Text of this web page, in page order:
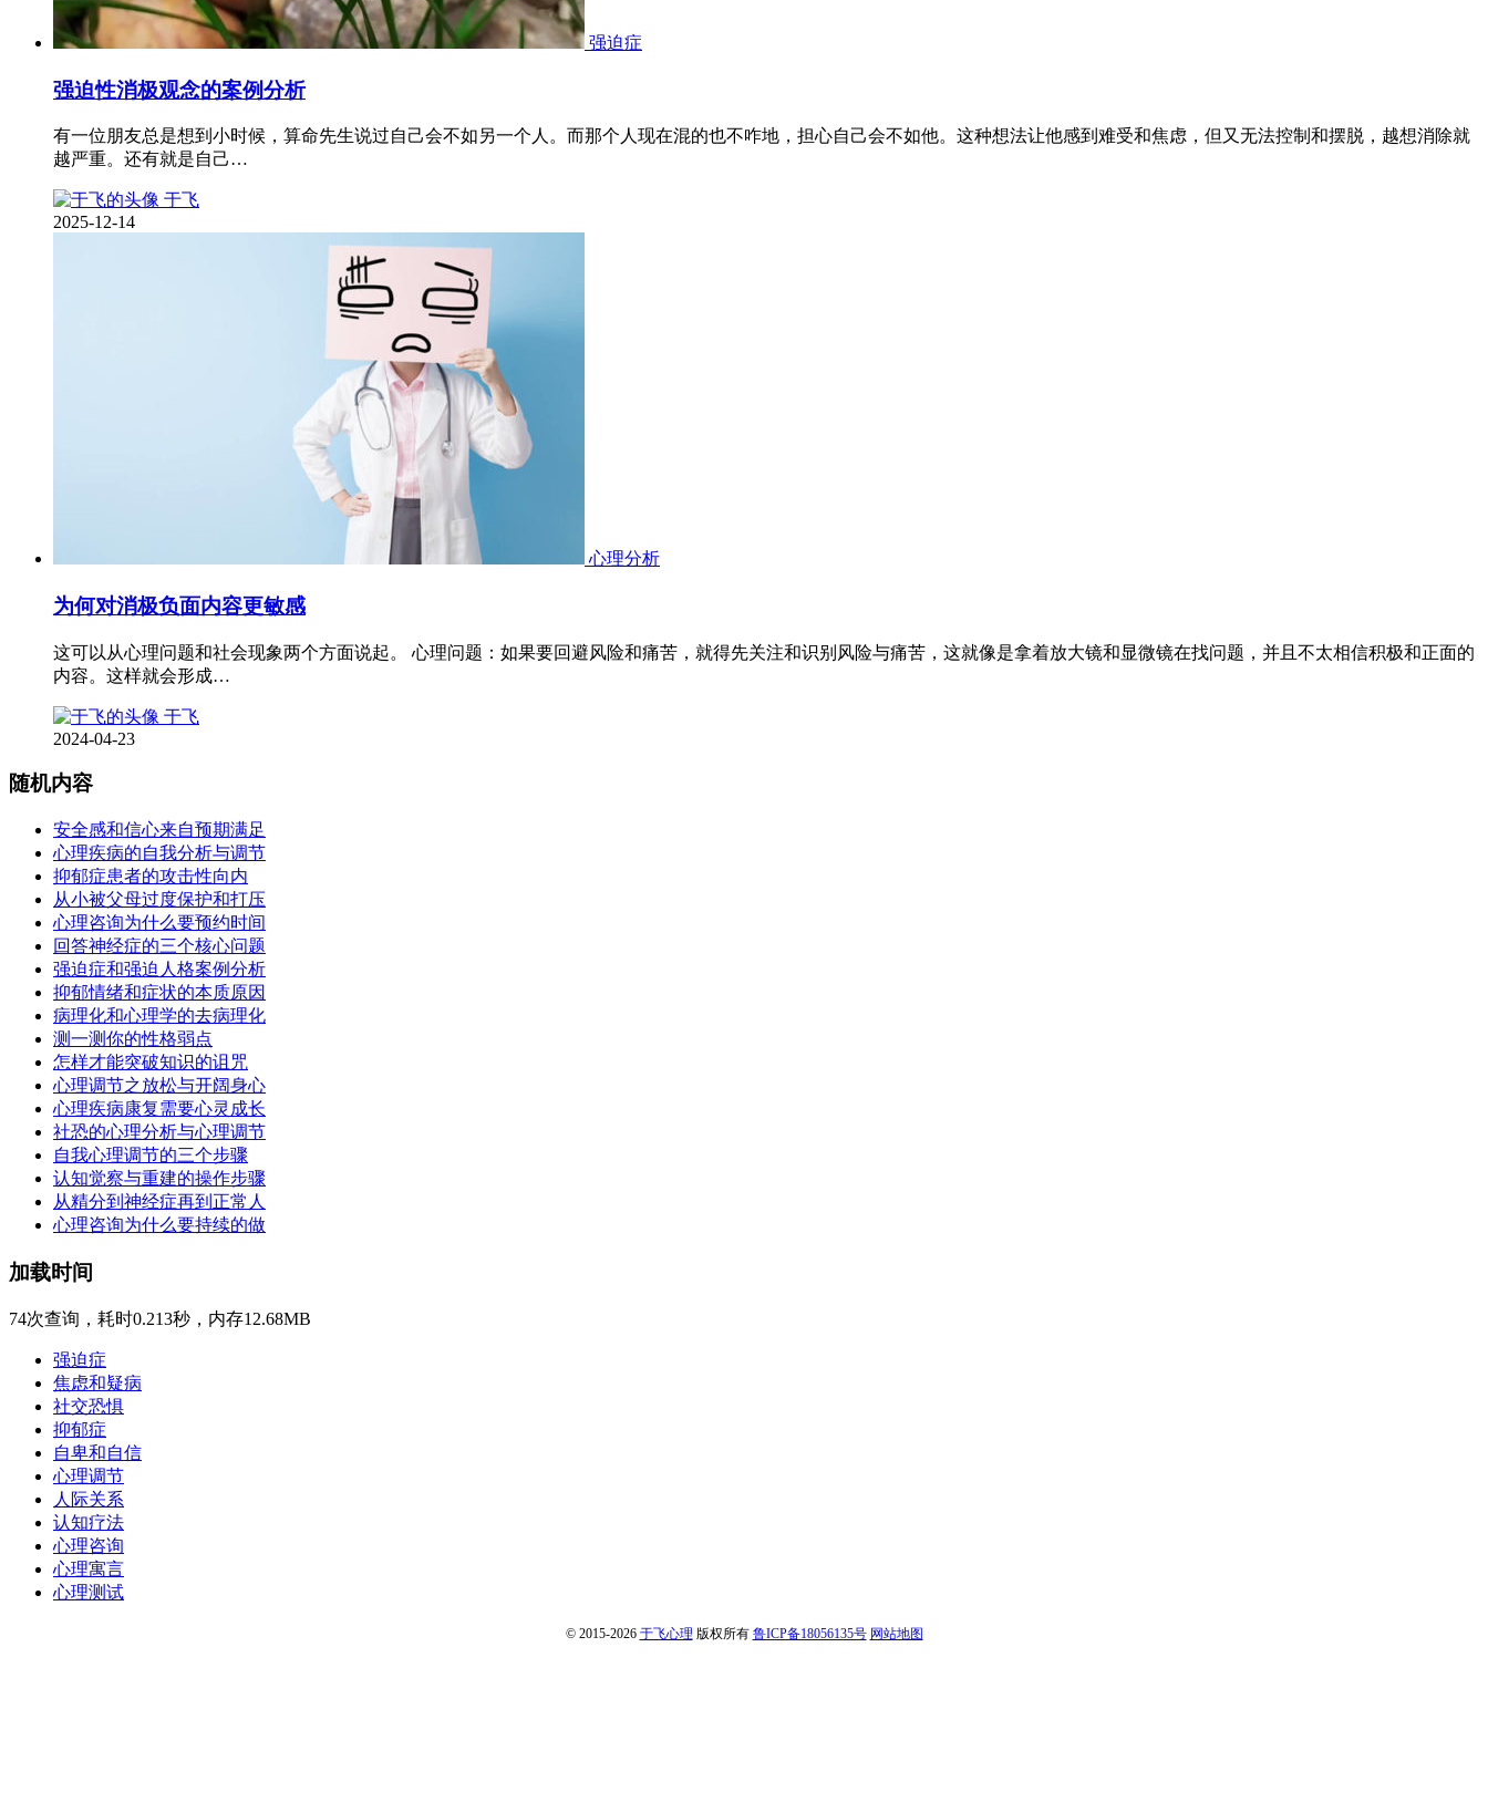
强迫症
强迫性消极观念的案例分析
有一位朋友总是想到小时候，算命先生说过自己会不如另一个人。而那个人现在混的也不咋地，担心自己会不如他。这种想法让他感到难受和焦虑，但又无法控制和摆脱，越想消除就
越严重。还有就是自己…
于飞
2025-12-14
心理分析
为何对消极负面内容更敏感
这可以从心理问题和社会现象两个方面说起。 心理问题：如果要回避风险和痛苦，就得先关注和识别风险与痛苦，这就像是拿着放大镜和显微镜在找问题，并且不太相信积极和正面的
内容。这样就会形成…
于飞
2024-04-23
随机内容
安全感和信心来自预期满足
心理疾病的自我分析与调节
抑郁症患者的攻击性向内
从小被父母过度保护和打压
心理咨询为什么要预约时间
回答神经症的三个核心问题
强迫症和强迫人格案例分析
抑郁情绪和症状的本质原因
病理化和心理学的去病理化
测一测你的性格弱点
怎样才能突破知识的诅咒
心理调节之放松与开阔身心
心理疾病康复需要心灵成长
社恐的心理分析与心理调节
自我心理调节的三个步骤
认知觉察与重建的操作步骤
从精分到神经症再到正常人
心理咨询为什么要持续的做
加载时间
74次查询，耗时0.213秒，内存12.68MB
强迫症
焦虑和疑病
社交恐惧
抑郁症
自卑和自信
心理调节
人际关系
认知疗法
心理咨询
心理寓言
心理测试
© 2015-2026 于飞心理 版权所有 鲁ICP备18056135号 网站地图